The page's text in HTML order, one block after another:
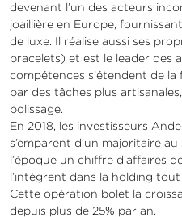
devenant l’un des acteurs
joaillière en Europe,
de luxe. Il réalise aussi ses
bracelets) et est le leader des
compétences s’étendent de
par des tâches plus
polissage.
En 2018, les investisseurs
s’emparent d’un majoritaire
l’époque un chiffre d’affaires
l’intègrent dans la holding
Cette opération bolet la
depuis plus de 25% par an.